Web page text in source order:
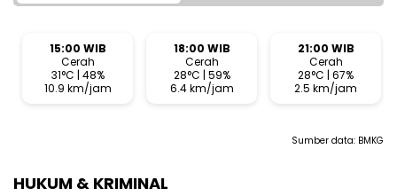
15:00 WIB
Cerah
31°C | 48%
10.9 km/jam
18:00 WIB
Cerah
28°C | 59%
6.4 km/jam
21:00 WIB
Cerah
28°C | 67%
2.5 km/jam
Sumber data: BMKG
HUKUM & KRIMINAL